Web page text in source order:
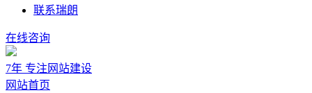
联系瑞朗
在线咨询
7年 专注网站建设
网站首页